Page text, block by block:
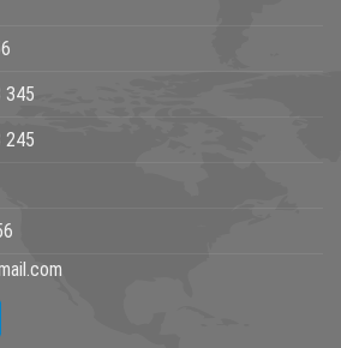
345
245